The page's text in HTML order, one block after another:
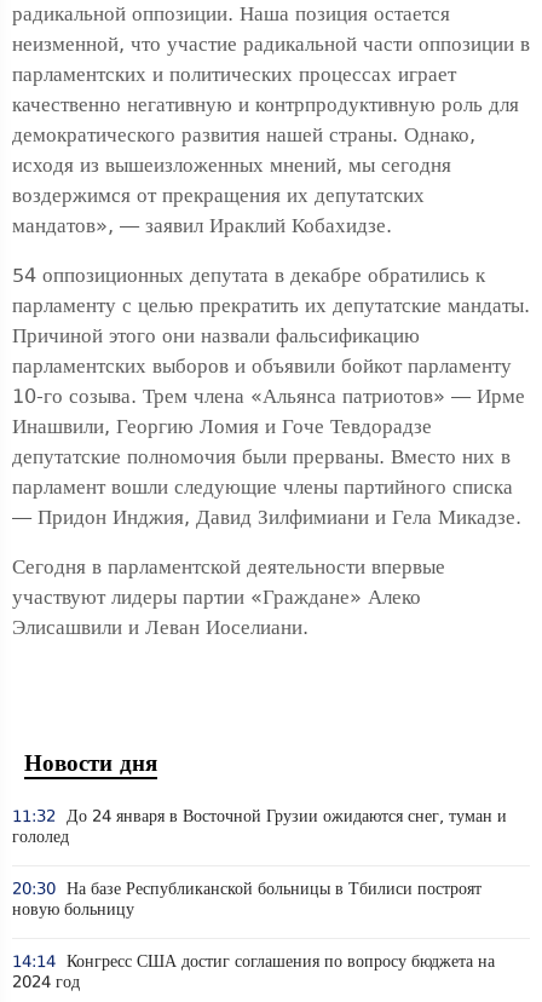
радикальной оппозиции. Наша позиция остается
неизменной, что участие радикальной части оппозиции в
парламентских и политических процессах играет
качественно негативную и контрпродуктивную роль для
демократического развития нашей страны. Однако,
исходя из вышеизложенных мнений, мы сегодня
воздержимся от прекращения их депутатских
мандатов», — заявил Ираклий Кобахидзе.
54 оппозиционных депутата в декабре обратились к
парламенту с целью прекратить их депутатские мандаты.
Причиной этого они назвали фальсификацию
парламентских выборов и объявили бойкот парламенту
10-го созыва. Трем члена «Альянса патриотов» — Ирме
Инашвили, Георгию Ломия и Гоче Тевдорадзе
депутатские полномочия были прерваны. Вместо них в
парламент вошли следующие члены партийного списка
— Придон Инджия, Давид Зилфимиани и Гела Микадзе.
Сегодня в парламентской деятельности впервые
участвуют лидеры партии «Граждане» Алеко
Элисашвили и Леван Иоселиани.
Новости дня
11:32
До 24 января в Восточной Грузии ожидаются снег, туман и
гололед
20:30 На базе Республиканской больницы в Тбилиси построят
новую больницу
14:14 Конгресс США достиг соглашения по вопросу бюджета на
2024 год